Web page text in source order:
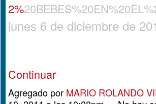
2%
lunes 6 de diciembre de
Continuar
Agregado por MARIO ROLANDO